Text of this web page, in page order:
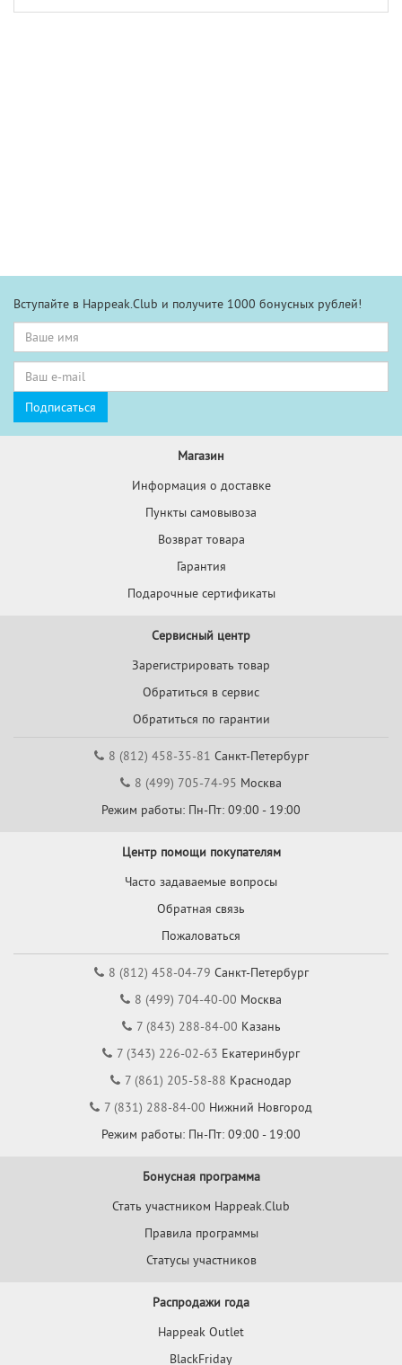
Вступайте в Happeak.Club и получите 1000 бонусных рублей!
Магазин
Информация о доставке
Пункты самовывоза
Возврат товара
Гарантия
Подарочные сертификаты
Сервисный центр
Зарегистрировать товар
Обратиться в сервис
Обратиться по гарантии
8 (812) 458-35-81 Санкт-Петербург
8 (499) 705-74-95 Москва
Режим работы: Пн-Пт: 09:00 - 19:00
Центр помощи покупателям
Часто задаваемые вопросы
Обратная связь
Пожаловаться
8 (812) 458-04-79 Санкт-Петербург
8 (499) 704-40-00 Москва
7 (843) 288-84-00 Казань
7 (343) 226-02-63 Екатеринбург
7 (861) 205-58-88 Краснодар
7 (831) 288-84-00 Нижний Новгород
Режим работы: Пн-Пт: 09:00 - 19:00
Бонусная программа
Стать участником Happeak.Club
Правила программы
Статусы участников
Распродажи года
Happeak Outlet
BlackFriday